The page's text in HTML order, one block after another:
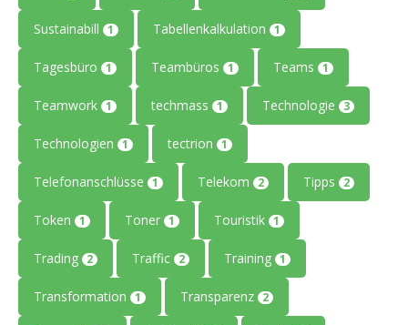
Sustainabill 1 Tabellenkalkulation 1
Tagesbüro 1 Teambüros 1 Teams 1
Teamwork 1 techmass 1 Technologie 3
Technologien 1 tectrion 1
Telefonanschlüsse 1 Telekom 2 Tipps 2
Token 1 Toner 1 Touristik 1
Trading 2 Traffic 2 Training 1
Transformation 1 Transparenz 2